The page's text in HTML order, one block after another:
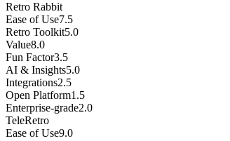
Retro Rabbit
Ease of Use7.5
Retro Toolkit5.0
Value8.0
Fun Factor3.5
AI & Insights5.0
Integrations2.5
Open Platform1.5
Enterprise-grade2.0
TeleRetro
Ease of Use9.0